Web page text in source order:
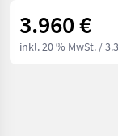
3.960 €
inkl. 20 % MwSt. /